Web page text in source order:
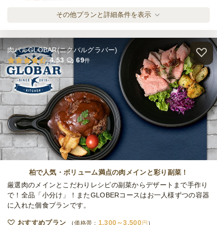
10,920円
オードブル
400円/人
全てのプランを見る（3件）
オードブル
締切 2日前14時
※定休日を除く営業日換算
定休日 日
最低ご注文金額 22,000円
その他プランと詳細条件を表示
肉バルGLOBAR(ニクバルグラバー)
4.53
69件
柏で人気・ボリューム満点の肉メインと彩り副菜！
厳選肉のメインとこだわりレシピの副菜からデザートまで手作り
で！全品「小分け」！またGLOBERコースはお一人様ずつの容器
に入れた個食プランです。
おすすめプラン 価格帯： 1,300～3,500円